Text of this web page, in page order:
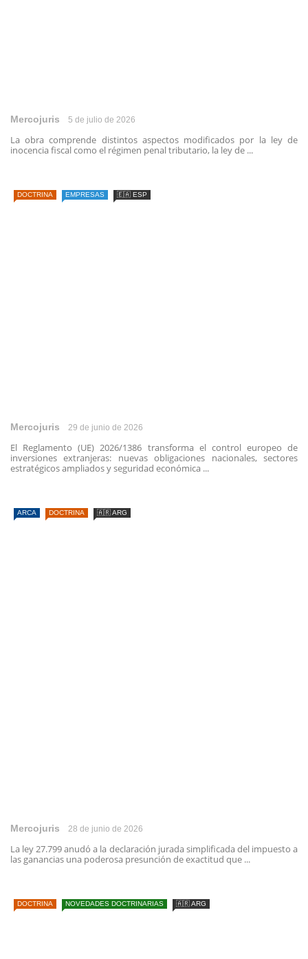
Mercojuris 5 de julio de 2026
La obra comprende distintos aspectos modificados por la ley de
inocencia fiscal como el régimen penal tributario, la ley de ...
DOCTRINA EMPRESAS 🇪🇦 ESP
Mercojuris 29 de junio de 2026
El Reglamento (UE) 2026/1386 transforma el control europeo de
inversiones extranjeras: nuevas obligaciones nacionales, sectores
estratégicos ampliados y seguridad económica ...
ARCA DOCTRINA 🇦🇷 ARG
Mercojuris 28 de junio de 2026
La ley 27.799 anudó a la declaración jurada simplificada del impuesto a
las ganancias una poderosa presunción de exactitud que ...
DOCTRINA NOVEDADES DOCTRINARIAS 🇦🇷 ARG